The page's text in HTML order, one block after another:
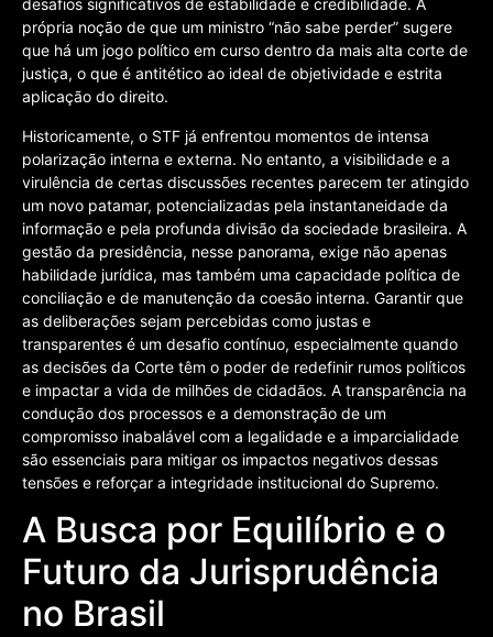
desafios significativos de estabilidade e credibilidade. A
própria noção de que um ministro “não sabe perder” sugere
que há um jogo político em curso dentro da mais alta corte de
justiça, o que é antitético ao ideal de objetividade e estrita
aplicação do direito.
Historicamente, o STF já enfrentou momentos de intensa
polarização interna e externa. No entanto, a visibilidade e a
virulência de certas discussões recentes parecem ter atingido
um novo patamar, potencializadas pela instantaneidade da
informação e pela profunda divisão da sociedade brasileira. A
gestão da presidência, nesse panorama, exige não apenas
habilidade jurídica, mas também uma capacidade política de
conciliação e de manutenção da coesão interna. Garantir que
as deliberações sejam percebidas como justas e
transparentes é um desafio contínuo, especialmente quando
as decisões da Corte têm o poder de redefinir rumos políticos
e impactar a vida de milhões de cidadãos. A transparência na
condução dos processos e a demonstração de um
compromisso inabalável com a legalidade e a imparcialidade
são essenciais para mitigar os impactos negativos dessas
tensões e reforçar a integridade institucional do Supremo.
A Busca por Equilíbrio e o
Futuro da Jurisprudência
no Brasil